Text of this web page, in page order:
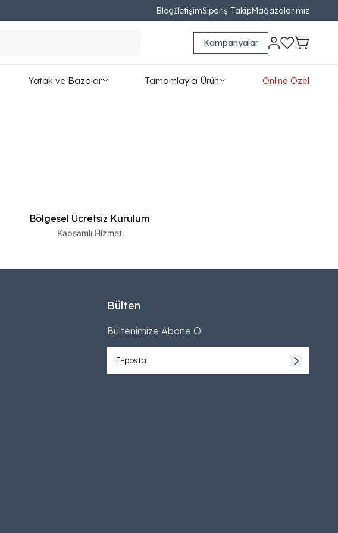
BlogİletişimSipariş TakipMağazalarımız
Kampanyalar
Yatak ve Bazalar Tamamlayıcı Ürün Online Özel
Bölgesel Ücretsiz Kurulum
Kapsamlı Hizmet
Bülten
Bültenimize Abone Ol